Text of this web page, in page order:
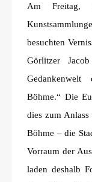
Am Freitag,
besuchten
Görlitzer
Gedankenwelt
Böhme.“ Die
dies zum
Böhme – die
Vorraum der
laden deshalb